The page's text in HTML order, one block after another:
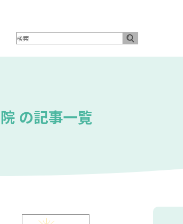
の記事一覧